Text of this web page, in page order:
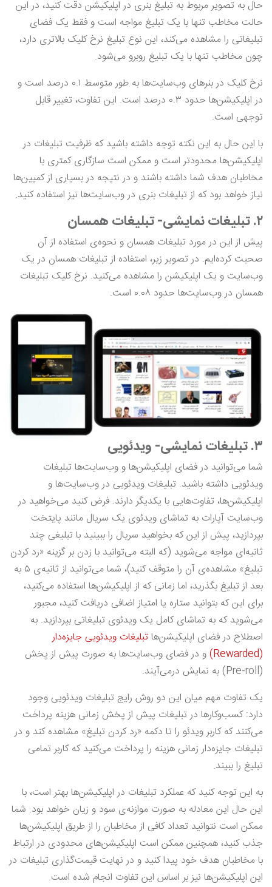
حال به تصویر مربوط به تبلیغ بنری در اپلیکیشن دقت کنید، در این
حالت مخاطب تنها با یک تبلیغ مواجه است و فقط یک فضای
تبلیغاتی را مشاهده می‌کند، این نوع تبلیغ نرخ کلیک بالاتری دارد،
چون مخاطب تنها با یک تبلیغ روبرو می‌شود.
نرخ کلیک در بنرهای وب‌سایت‌ها به طور متوسط ۰.۱ درصد است و
در اپلیکیشن‌ها حدود ۰.۳ درصد است. این تفاوت، تغییر قابل
توجهی است.
با این حال به این نکته توجه داشته باشید که ظرفیت تبلیغات در
اپلیکیشن‌ها محدودتر است و ممکن است سازگاری کمتری با
مخاطبان هدف شما داشته باشند و در نتیجه در بسیاری از کمپین‌ها
نیاز خواهد بود که از تبلیغات بنری در وب‌سایت‌ها نیز استفاده کنید.
۲. تبلیغات نمایشی- تبلیغات همسان
پیش از این در مورد تبلیغات همسان و نحوه‌ی استفاده از آن
صحبت کرده‌ایم. در تصویر زیر، استفاده از تبلیغات همسان در یک
وب‌سایت و یک اپلیکیشن را مشاهده می‌کنید. نرخ کلیک تبلیغات
همسان در وب‌سایت‌ها حدود ۰.۰۸ است.
۳. تبلیغات نمایشی- ویدئویی
شما می‌توانید در فضای اپلیکیشن‌ها و وب‌سایت‌ها تبلیغات
ویدئویی داشته باشید. تبلیغات ویدئویی در وب‌سایت‌ها و
اپلیکیشن‌ها، تفاوت‌هایی با یکدیگر دارند. فرض کنید می‌خواهید در
وب‌سایت آپارات به تماشای ویدئوی یک سریال مانند پایتخت
بپردازید، پیش از این که بخواهید سریال را ببینید با تبلیغی چند
ثانیه‌ای مواجه می‌شوید (که البته می‌توانید با زدن بر گزینه «رد کردن
تبلیغ» مشاهده‌ی آن را متوقف کنید)، شما می‌توانید از ثانیه‌ی ۵ به
بعد از تبلیغ بگذرید، اما زمانی که از اپلیکیشن‌ها استفاده می‌کنید،
برای این که بتوانید ستاره یا امتیاز اضافی دریافت کنید، مجبور
می‌شوید که به تماشای کامل یک ویدئوی تبلیغاتی بپردازید. به
اصطلاح در فضای اپلیکیشن‌هاتبلیغات ویدئویی جایزه‌دار
(Rewarded)
و در فضای وب‌سایت‌ها به صورت پیش از پخش
(Pre-roll) به نمایش درمی‌آیند.
یک تفاوت مهم میان این دو روش رایج تبلیغات ویدئویی وجود
دارد: کسب‌وکارها در تبلیغات پیش از پخش زمانی هزینه پرداخت
می‌کنند که کاربر ویدئو را تا دکمه «رد کردن تبلیغ» مشاهده کند و در
تبلیغات جایزه‌دار زمانی هزینه را پرداخت می‌کنید که کاربر تمامی
تبلیغ را ببیند.
به این توجه کنید که عملکرد تبلیغات در اپلیکیشن‌ها بهتر است، با
این حال این معادله به صورت موازنه‌ی سود و زیان خواهد بود. شما
ممکن است نتوانید تعداد کافی از مخاطبان را از طریق اپلیکیشن‌ها
جذب کنید، همچنین ممکن است اپلیکیشن‌های محدودی در ارتباط
با مخاطبان هدف خود پیدا کنید و در نهایت قیمت‌گذاری تبلیغات در
این اپلیکیشن‌ها نیز بر اساس این تفاوت انجام شده است.